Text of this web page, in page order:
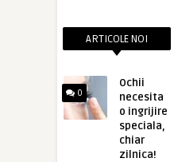
ARTICOLE NOI
0
Ochii
necesita
o ingrijire
speciala,
chiar
zilnica!